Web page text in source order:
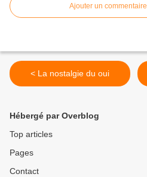
Ajouter un commentaire
< La nostalgie du oui
Hébergé par Overblog
Top articles
Pages
Contact